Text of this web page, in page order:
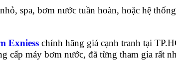
spa, bơm nước tuần hoàn, hoặc hệ
Exniess chính hãng giá cạnh tranh tại
cấp máy bơm nước, đã từng tham gia rất